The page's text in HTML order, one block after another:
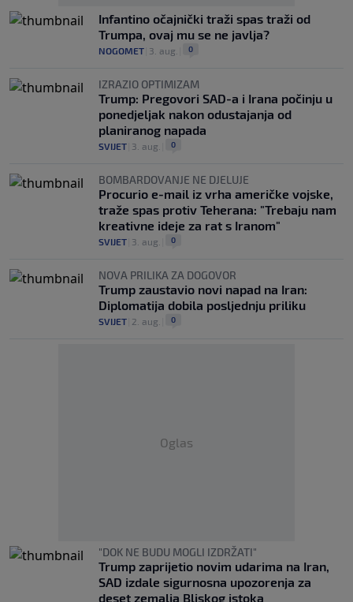
Infantino očajnički traži spas traži od
Trumpa, ovaj mu se ne javlja?
NOGOMET 3. aug. 0
IZRAZIO OPTIMIZAM
Trump: Pregovori SAD-a i Irana počinju u
ponedjeljak nakon odustajanja od
planiranog napada
SVIJET 3. aug. 0
BOMBARDOVANJE NE DJELUJE
Procurio e-mail iz vrha američke vojske,
traže spas protiv Teherana: "Trebaju nam
kreativne ideje za rat s Iranom"
SVIJET 3. aug. 0
NOVA PRILIKA ZA DOGOVOR
Trump zaustavio novi napad na Iran:
Diplomatija dobila posljednju priliku
SVIJET 2. aug. 0
Oglas
"DOK NE BUDU MOGLI IZDRŽATI"
Trump zaprijetio novim udarima na Iran,
SAD izdale sigurnosna upozorenja za
deset zemalja Bliskog istoka